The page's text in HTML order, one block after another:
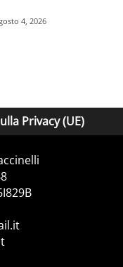
4, 2026
Privacy (UE)